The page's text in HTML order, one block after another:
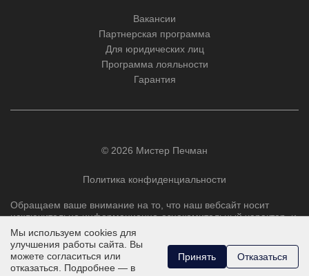
Вакансии
Партнерская программа
Для юридических лиц
Программа лояльности
Гарантия
© 2026 Мистер Печман
Политика конфиденциальности
Обращаем ваше внимание на то, что наш вебсайт носит
исключительно информационно-ознакомительный характер, и
ни при каких условиях не является публичной офертой,
определяемой положениями Статьи 437 Гражданского
кодекса РФ.
Мы используем cookies для
улучшения работы сайта. Вы
можете согласиться или
отказаться. Подробнее — в
Принять Отказаться